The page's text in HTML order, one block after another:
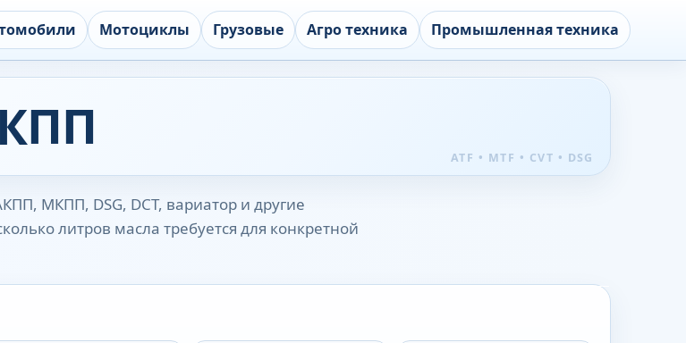
Мотоциклы Грузовые Агро техника Промышленная техника
МКПП, DSG, DCT, вариатор и другие
литров масла требуется для конкретной